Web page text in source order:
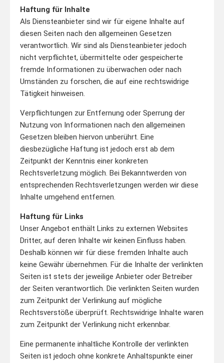
Haftung für Inhalte
Als Diensteanbieter sind wir für eigene Inhalte auf
diesen Seiten nach den allgemeinen Gesetzen
verantwortlich. Wir sind als Diensteanbieter jedoch
nicht verpflichtet, übermittelte oder gespeicherte
fremde Informationen zu überwachen oder nach
Umständen zu forschen, die auf eine rechtswidrige
Tätigkeit hinweisen.
Verpflichtungen zur Entfernung oder Sperrung der
Nutzung von Informationen nach den allgemeinen
Gesetzen bleiben hiervon unberührt. Eine
diesbezügliche Haftung ist jedoch erst ab dem
Zeitpunkt der Kenntnis einer konkreten
Rechtsverletzung möglich. Bei Bekanntwerden von
entsprechenden Rechtsverletzungen werden wir diese
Inhalte umgehend entfernen.
Haftung für Links
Unser Angebot enthält Links zu externen Websites
Dritter, auf deren Inhalte wir keinen Einfluss haben.
Deshalb können wir für diese fremden Inhalte auch
keine Gewähr übernehmen. Für die Inhalte der verlinkten
Seiten ist stets der jeweilige Anbieter oder Betreiber
der Seiten verantwortlich. Die verlinkten Seiten wurden
zum Zeitpunkt der Verlinkung auf mögliche
Rechtsverstöße überprüft. Rechtswidrige Inhalte waren
zum Zeitpunkt der Verlinkung nicht erkennbar.
Eine permanente inhaltliche Kontrolle der verlinkten
Seiten ist jedoch ohne konkrete Anhaltspunkte einer